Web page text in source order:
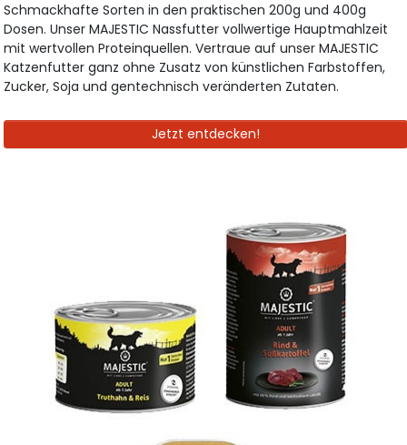
Schmackhafte Sorten in den praktischen 200g und 400g
Dosen. Unser MAJESTIC Nassfutter vollwertige Hauptmahlzeit
mit wertvollen Proteinquellen. Vertraue auf unser MAJESTIC
Katzenfutter ganz ohne Zusatz von künstlichen Farbstoffen,
Zucker, Soja und gentechnisch veränderten Zutaten.
Jetzt entdecken!